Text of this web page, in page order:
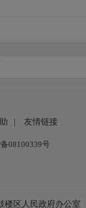
友情链接
08100339号
楼区人民政府办公室